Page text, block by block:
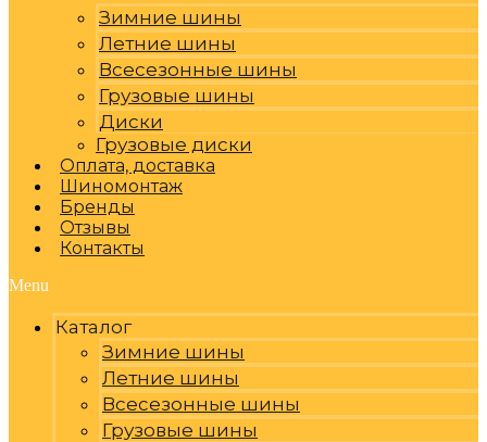
Зимние шины
Летние шины
Всесезонные шины
Грузовые шины
Диски
Грузовые диски
Оплата, доставка
Шиномонтаж
Бренды
Отзывы
Контакты
Menu
Каталог
Зимние шины
Летние шины
Всесезонные шины
Грузовые шины